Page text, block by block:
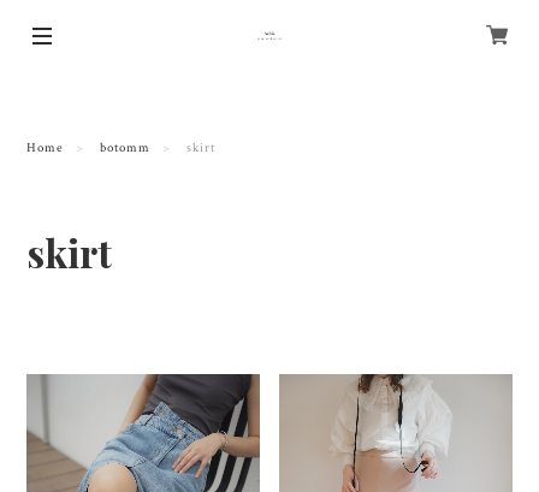
Home botomm skirt
skirt